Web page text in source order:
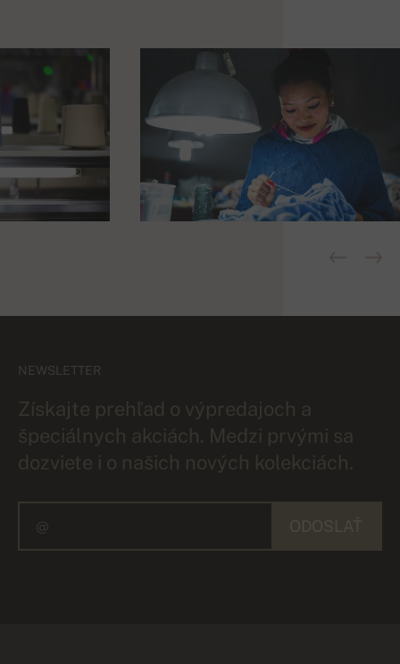
NEWSLETTER
Získajte prehľad o výpredajoch a
špeciálnych akciách. Medzi prvými sa
dozviete i o našich nových kolekciách.